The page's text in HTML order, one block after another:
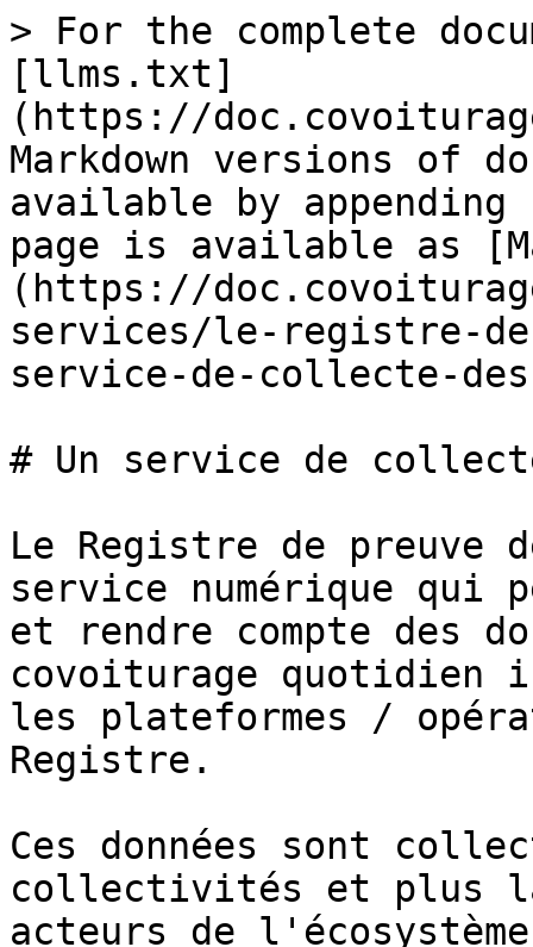
> For the complete
[llms.txt]
(https://
Markdown versions of
available by
page is available as
(https://
services/le-registre-
service-de-collecte-
# Un service de
Le Registre de preuve
service numérique qui
et rendre compte des
covoiturage quotidien
les plateformes /
Registre.
Ces données sont
collectivités et plus
acteurs de